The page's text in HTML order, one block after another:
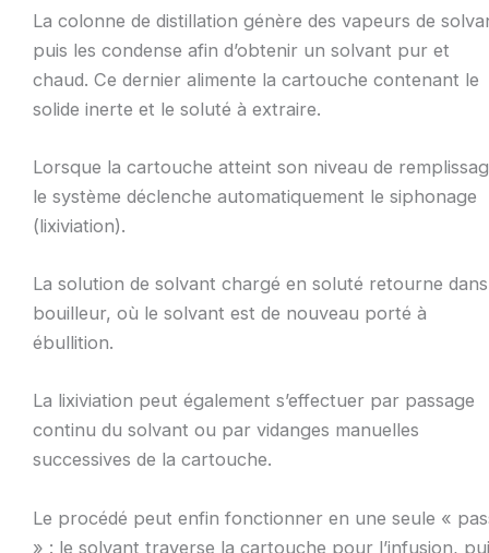
La colonne de distillation génère des vapeurs de
puis les condense afin d’obtenir un solvant pur et
chaud. Ce dernier alimente la cartouche contenant le
solide inerte et le soluté à extraire.
Lorsque la cartouche atteint son niveau de
le système déclenche automatiquement le siphonage
(lixiviation).
La solution de solvant chargé en soluté retourne
bouilleur, où le solvant est de nouveau porté à
ébullition.
La lixiviation peut également s’effectuer par passage
continu du solvant ou par vidanges manuelles
successives de la cartouche.
Le procédé peut enfin fonctionner en une seule «
» : le solvant traverse la cartouche pour l’infusion,